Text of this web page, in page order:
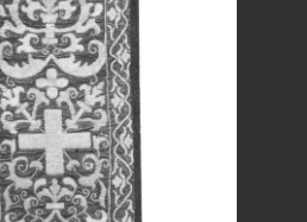
в большей мере, чем другие
разрушений, в результате
всего по старому Архангельску
силу в конце 20 –х годов.
губернии - ансамбля